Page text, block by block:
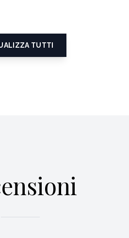
TUTTI